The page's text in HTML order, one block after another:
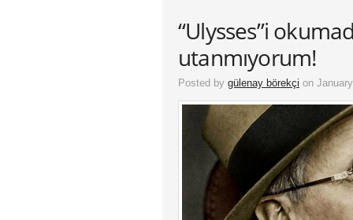
“Ulysses”i
utanmıyorum!
Posted by gülenay börekçi on